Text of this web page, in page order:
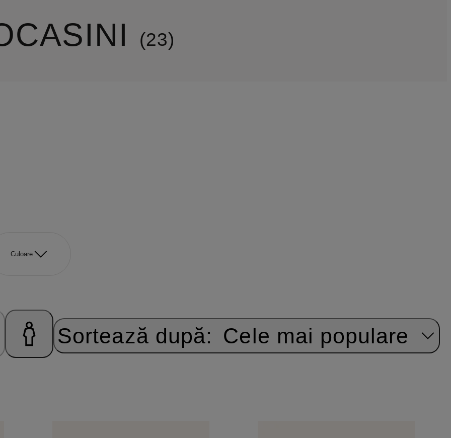
23
Culoare
Sortează după: Cele mai populare